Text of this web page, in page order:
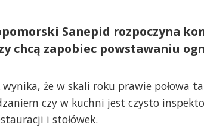
Sanepid rozpoczyna
chcą zapobiec powstawaniu
że w skali roku prawie połowa
czy w kuchni jest czysto
i stołówek.